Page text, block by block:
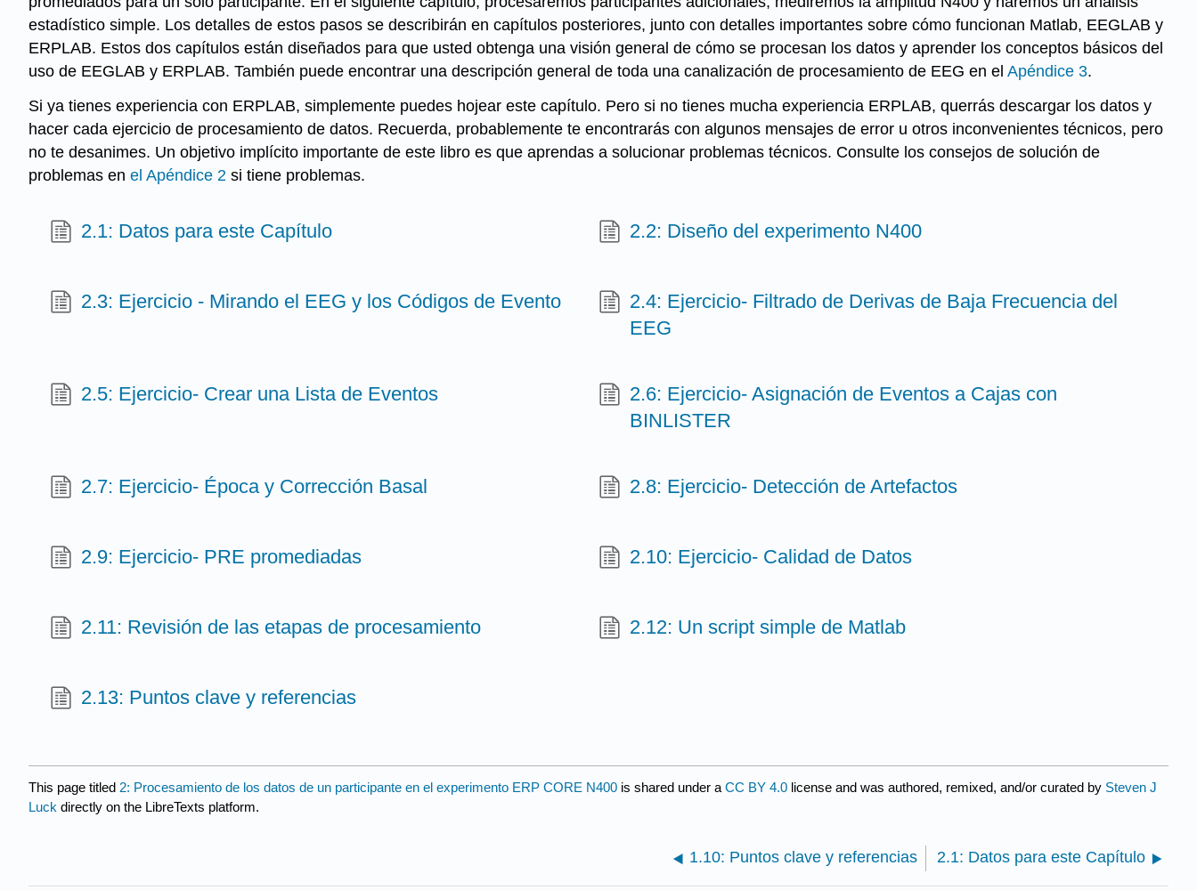
estadístico simple. Los detalles de estos pasos se describirán en capítulos posteriores, junto con detalles importantes sobre cómo funcionan Matlab, EEGLAB y
ERPLAB. Estos dos capítulos están diseñados para que usted obtenga una visión general de cómo se procesan los datos y aprender los conceptos básicos del
uso de EEGLAB y ERPLAB. También puede encontrar una descripción general de toda una canalización de procesamiento de EEG en el Apéndice 3.
Si ya tienes experiencia con ERPLAB, simplemente puedes hojear este capítulo. Pero si no tienes mucha experiencia ERPLAB, querrás descargar los datos y
hacer cada ejercicio de procesamiento de datos. Recuerda, probablemente te encontrarás con algunos mensajes de error u otros inconvenientes técnicos, pero
no te desanimes. Un objetivo implícito importante de este libro es que aprendas a solucionar problemas técnicos. Consulte los consejos de solución de
problemas en el Apéndice 2 si tiene problemas.
2.1: Datos para este Capítulo 2.2: Diseño del experimento N400
2.3: Ejercicio - Mirando el EEG y los Códigos de Evento
2.4: Ejercicio- Filtrado de Derivas de Baja Frecuencia del
EEG
2.5: Ejercicio- Crear una Lista de Eventos
2.6: Ejercicio- Asignación de Eventos a Cajas con
BINLISTER
2.7: Ejercicio- Época y Corrección Basal 2.8: Ejercicio- Detección de Artefactos
2.9: Ejercicio- PRE promediadas 2.10: Ejercicio- Calidad de Datos
2.11: Revisión de las etapas de procesamiento 2.12: Un script simple de Matlab
2.13: Puntos clave y referencias
This page titled 2: Procesamiento de los datos de un participante en el experimento ERP CORE N400 is shared under a CC BY 4.0 license and was authored, remixed, and/or curated by Steven J
Luck directly on the LibreTexts platform.
1.10: Puntos clave y referencias 2.1: Datos para este Capítulo